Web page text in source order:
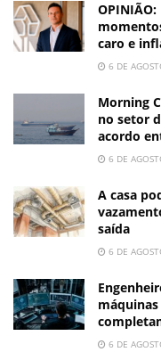
caro e
6 DE
Morning
no setor
acordo
6 DE
A casa
saída
6 DE
6 DE